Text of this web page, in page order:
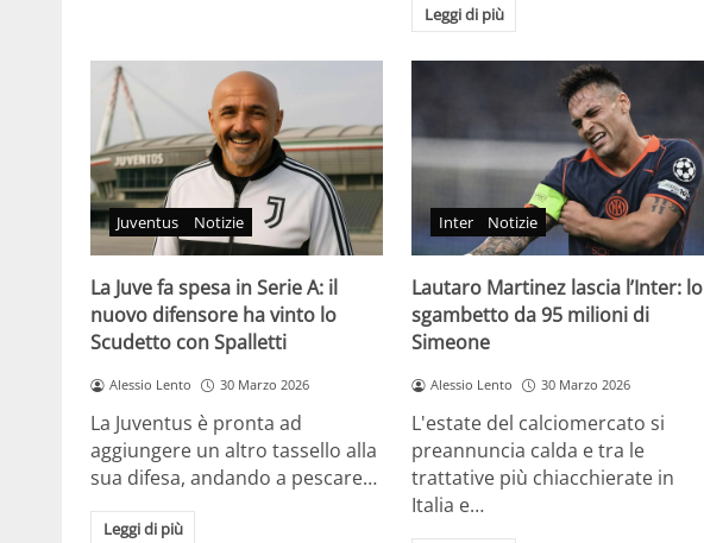
Leggi di più
Juventus Notizie
La Juve fa spesa in Serie A: il
nuovo difensore ha vinto lo
Scudetto con Spalletti
Alessio Lento 30 Marzo 2026
La Juventus è pronta ad
aggiungere un altro tassello alla
sua difesa, andando a pescare…
Leggi di più
Inter Notizie
Lautaro Martinez lascia l’Inter: lo
sgambetto da 95 milioni di
Simeone
Alessio Lento 30 Marzo 2026
L'estate del calciomercato si
preannuncia calda e tra le
trattative più chiacchierate in
Italia e…